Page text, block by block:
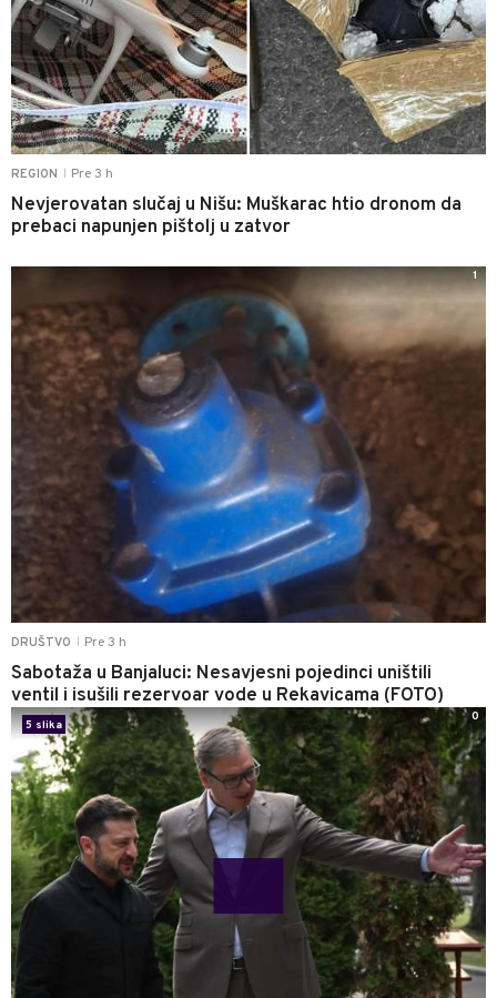
REGION Pre 3 h
Nevjerovatan slučaj u Nišu: Muškarac htio dronom da
prebaci napunjen pištolj u zatvor
DRUŠTVO Pre 3 h
Sabotaža u Banjaluci: Nesavjesni pojedinci uništili
ventil i isušili rezervoar vode u Rekavicama (FOTO)
1
5 slika
0